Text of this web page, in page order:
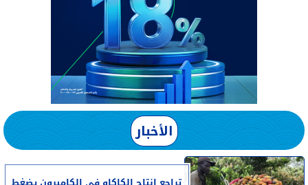
الأخبار